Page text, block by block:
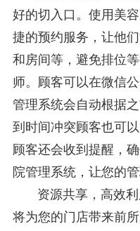
好的切入口。使用美
捷的预约服务，让他
和房间等，避免排位
师。顾客可以在微信
管理系统会自动根据
到时间冲突顾客也可
顾客还会收到提醒，
院管理系统，让您的
资源共享，高效
将为您的门店带来前